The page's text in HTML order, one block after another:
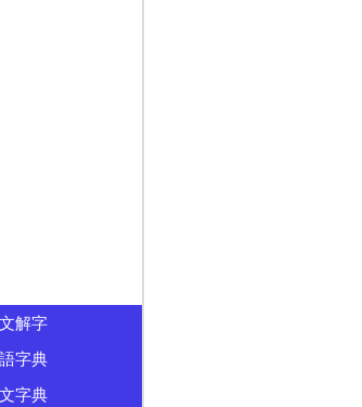
解字
字典
字典